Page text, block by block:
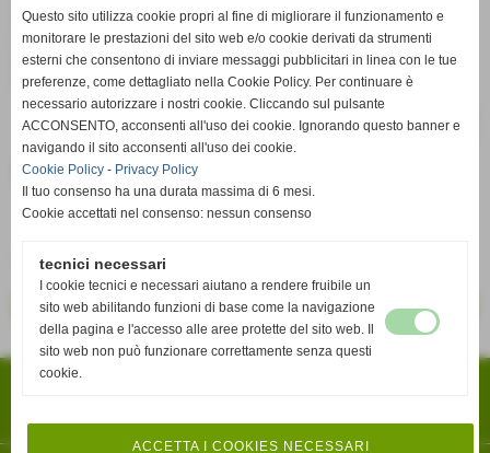
loro futuro è affidato all´agriturismo, alle aziende olearie e
vinicole e all´apertura di itinerari naturalistici ed archeologici,
lungo la régia trazzéra che dal mare sotto Tindari porta a
Polverello e a Randazzo, ai piedi dell´Etna.
Documenti allegati
Dimensione: 0,97 MB
<< precedente successivo >>
Tel. 3406629627
Questo sito utilizza cookie propri al fine di migliorare il funzionamento e
monitorare le prestazioni del sito web e/o cookie derivati da strumenti
esterni che consentono di inviare messaggi pubblicitari in linea con le tue
preferenze, come dettagliato nella Cookie Policy. Per continuare è
necessario autorizzare i nostri cookie. Cliccando sul pulsante
ACCONSENTO, acconsenti all'uso dei cookie. Ignorando questo banner e
navigando il sito acconsenti all'uso dei cookie.
Cookie Policy - Privacy Policy
Il tuo consenso ha una durata massima di 6 mesi.
Cookie accettati nel consenso: nessun consenso
tecnici necessari
I cookie tecnici e necessari aiutano a rendere fruibile un
sito web abilitando funzioni di base come la navigazione
della pagina e l'accesso alle aree protette del sito web. Il
sito web non può funzionare correttamente senza questi
cookie.
ACCETTA I COOKIES NECESSARI